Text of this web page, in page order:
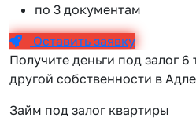
по 3 документам
Оставить заявку
Получите деньги под залог
другой собственности в
Займ под залог квартиры